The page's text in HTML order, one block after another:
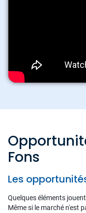
Fons
Les
Quelques éléments
Même si le marché n'est